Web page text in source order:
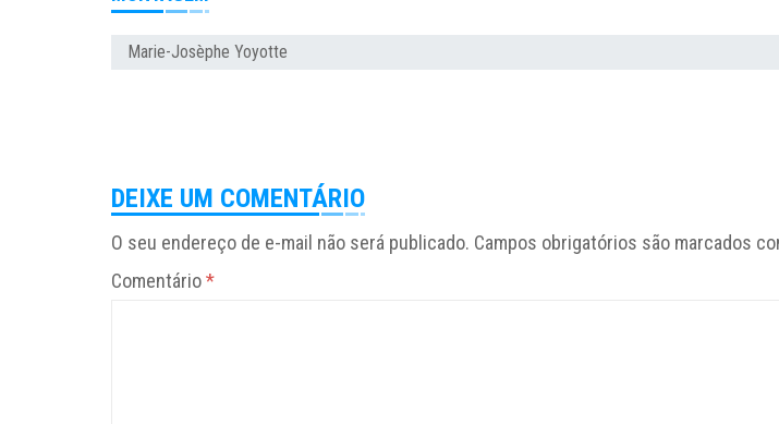
Marie-Josèphe Yoyotte
DEIXE UM COMENTÁRIO
O seu endereço de e-mail não será publicado. Campos obrigatórios são marcados
Comentário*